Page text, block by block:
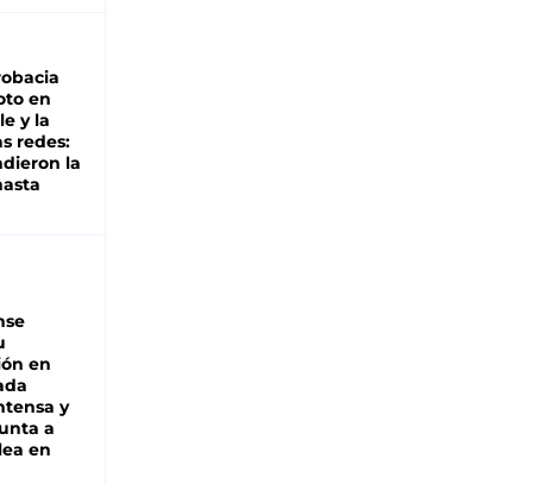
en
y la
redes:
la
en
y
a
en